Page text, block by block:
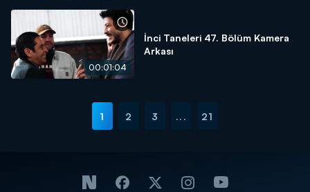
00:01:04
İnci Taneleri 47. Bölüm Kamera
Arkası
1 2 3 ... 21